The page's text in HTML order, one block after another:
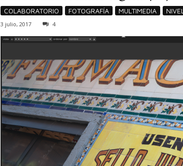
COLABORATORIO FOTOGRAFÍA MULTIMEDIA
3 julio, 2017
4